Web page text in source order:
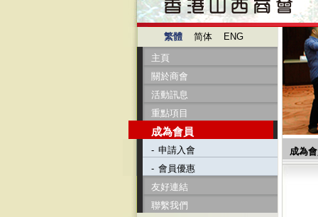
繁體 简体
ENG
主頁
關於商會
活動訊息
重點項目
成為會員
- 申請入會
- 會員優惠
友好連結
聯繫我們
成為